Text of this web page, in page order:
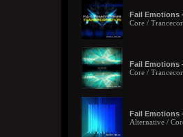
Fail Emotions
Core /
Fail Emotions
Core /
Fail Emotions
Alternative /